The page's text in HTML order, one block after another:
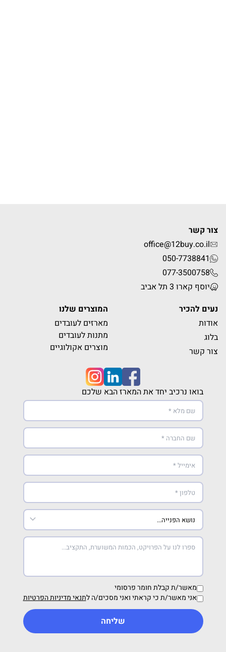
צור קשר
office@12buy.co.il
050-7738841
077-3500758
יוסף קארו 3 תל אביב
נעים להכיר
אודות
בלוג
צור קשר
המוצרים שלנו
מארזים לעובדים
מתנות לעובדים
מוצרים אקולוגיים
בואו נרכיב יחד את המארז הבא שלכם
מאשר/ת קבלת חומר פרסומי
אני מאשר/ת כי קראתי ואני מסכים/ה לתנאי מדיניות הפרטיות
שליחה